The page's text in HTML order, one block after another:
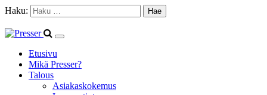
Haku:
Etusivu
Mikä Presser?
Talous
Asiakaskokemus